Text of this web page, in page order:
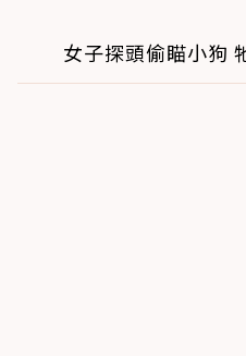
女子探頭偷瞄小狗